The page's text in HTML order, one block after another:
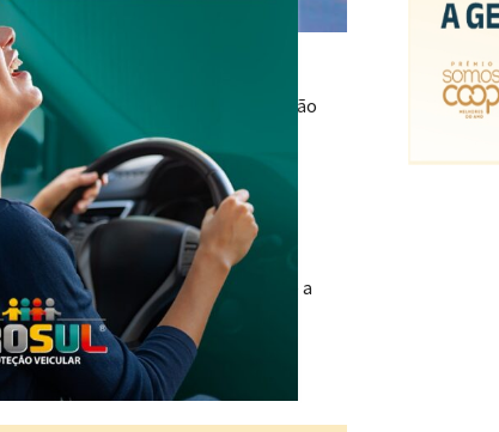
a companheira no Centro de Grão
médico. Ela relatou que o
física.
e o agressor foram conduzidos até a